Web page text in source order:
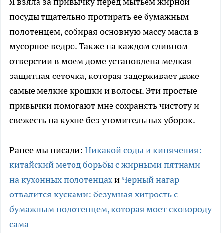
посуды тщательно протирать ее бумажным
полотенцем, собирая основную массу масла в
мусорное ведро. Также на каждом сливном
отверстии в моем доме установлена мелкая
защитная сеточка, которая задерживает даже
самые мелкие крошки и волосы. Эти простые
привычки помогают мне сохранять чистоту и
свежесть на кухне без утомительных уборок.
Ранее мы писали: Никакой соды и кипячения:
китайский метод борьбы с жирными пятнами
на кухонных полотенцахиЧерный нагар
отвалится кусками: безумная хитрость с
бумажным полотенцем, которая моет сковороду
сама